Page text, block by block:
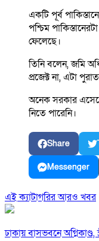
একটি পূর্ব
পশ্চিম
ফেলেছে।
তিনি বলেন, জমি
প্রজেক্ট না, এটা
অনেক সরকার
নিতে পারেনি।
Share
Messenger
এই ক্যাটাগরির আরও খবর
ঢাকায় বাসভবনে অগ্নিকাণ্ড,